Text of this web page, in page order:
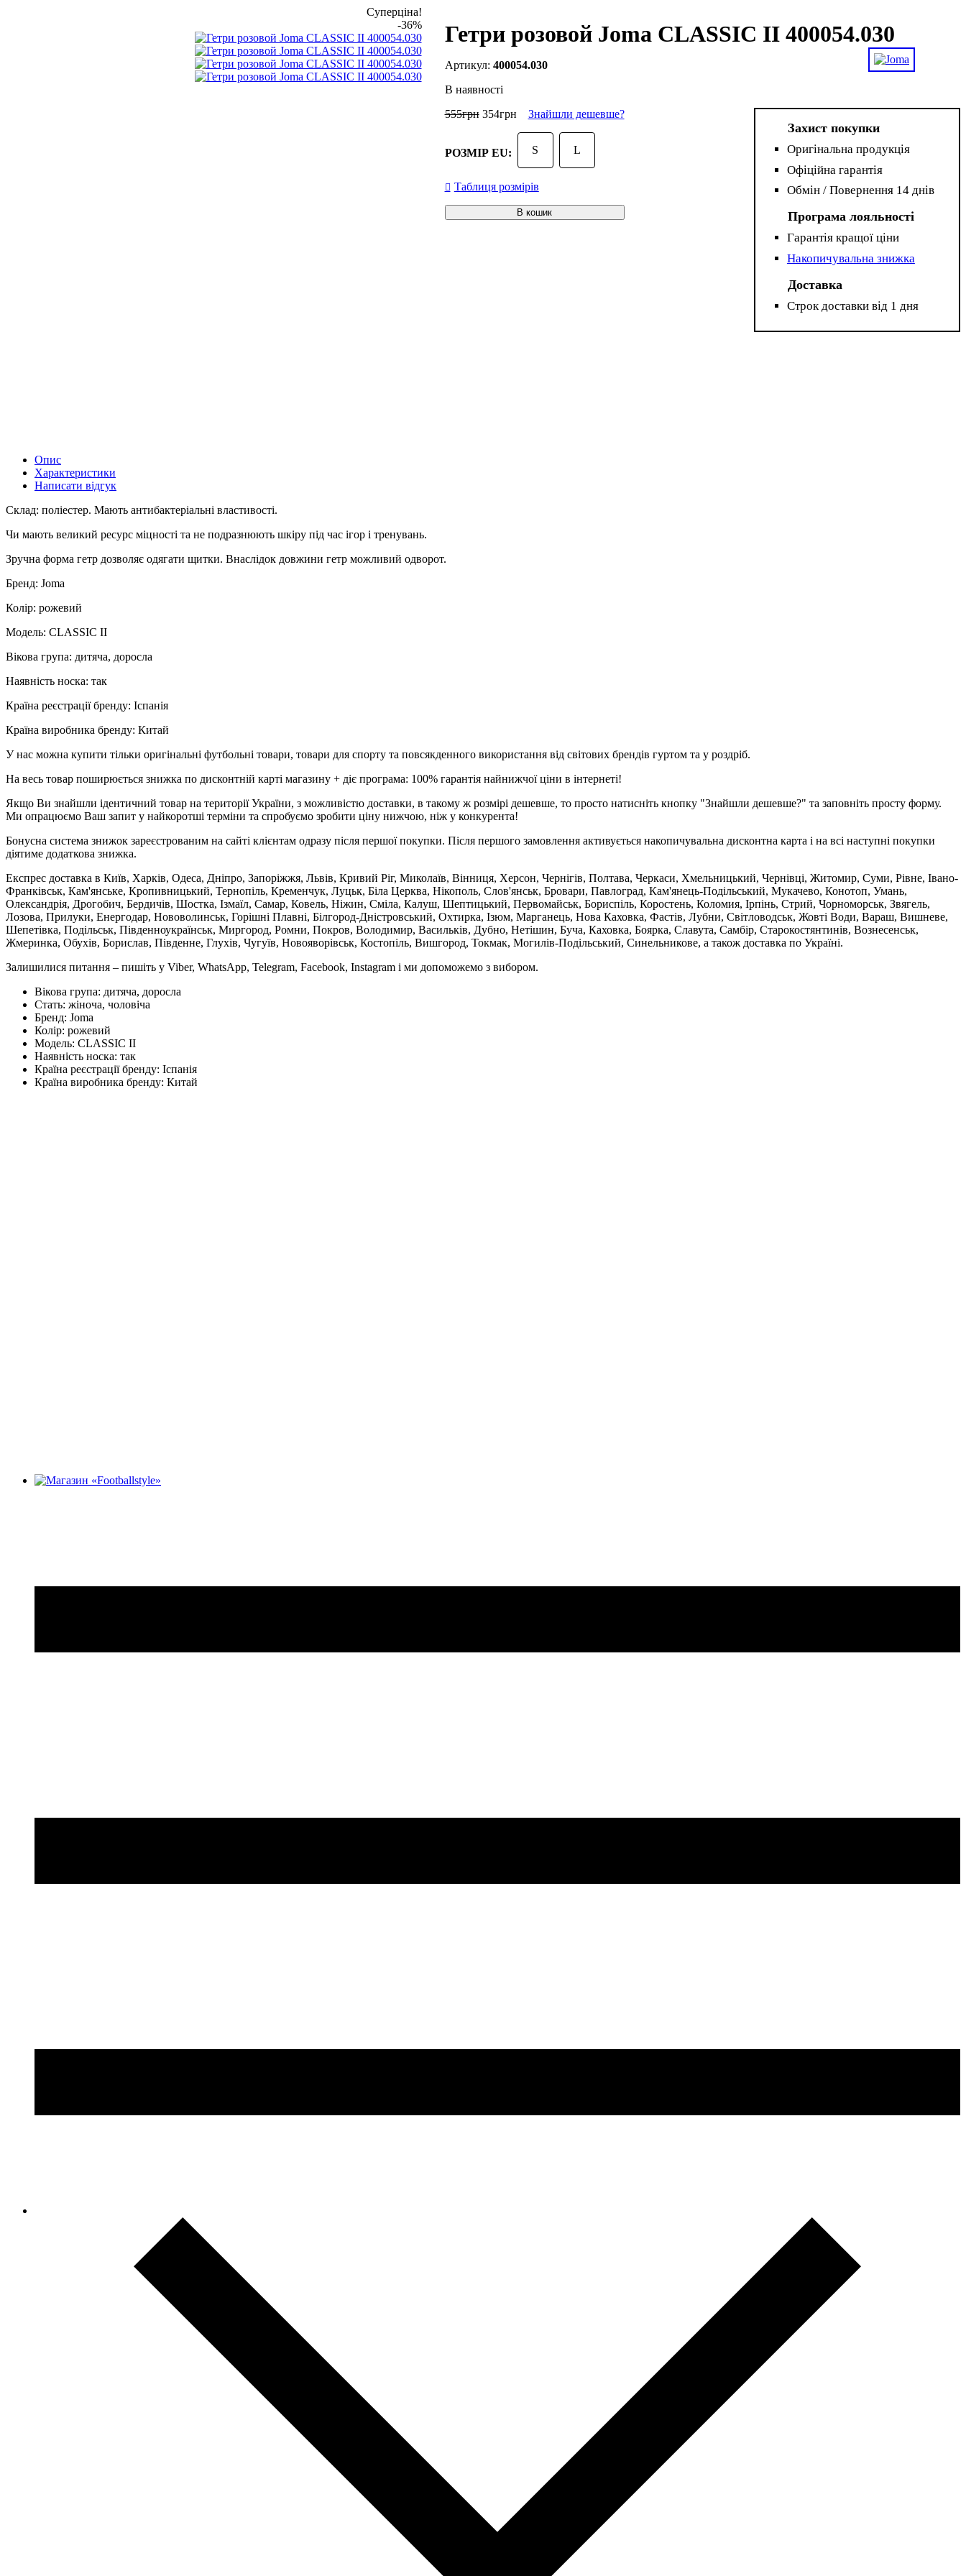
Суперціна!
-36%
Гетри pозовой Joma CLASSIC II 400054.030
400054.030
В наявності
555грн 354грн Знайшли дешевше?
РОЗМІР EU: S L
Таблиця розмірів
В кошик
Захист покупки
Оригінальна продукція
Офіційна гарантія
Обмін / Повернення 14 днів
Програма лояльності
Гарантія кращої ціни
Накопичувальна знижка
Доставка
Строк доставки від 1 дня
Опис
Характеристики
Написати відгук
Склад: поліестер. Мають антибактеріальні властивості.
Чи мають великий ресурс міцності та не подразнюють шкіру під час ігор і тренувань.
Зручна форма гетр дозволяє одягати щитки. Внаслідок довжини гетр можливий одворот.
Бренд: Joma
Колір: рожевий
Модель: CLASSIC II
Вікова група: дитяча, доросла
Наявність носка: так
Країна реєстрації бренду: Іспанія
Країна виробника бренду: Китай
У нас можна купити тільки оригінальні футбольні товари, товари для спорту та повсякденного використання від світових брендів гуртом та у роздріб.
На весь товар поширюється знижка по дисконтній карті магазину + діє програма: 100% гарантія найнижчої ціни в інтернеті!
Якщо Ви знайшли ідентичний товар на території України, з можливістю доставки, в такому ж розмірі дешевше, то просто натисніть кнопку "Знайшли дешевше?" та заповніть просту форму.
Ми опрацюємо Ваш запит у найкоротші терміни та спробуємо зробити ціну нижчою, ніж у конкурента!
Бонусна система знижок зареєстрованим на сайті клієнтам одразу після першої покупки. Після першого замовлення активується накопичувальна дисконтна карта і на всі наступні покупки
діятиме додаткова знижка.
Експрес доставка в Київ, Харків, Одеса, Дніпро, Запоріжжя, Львів, Кривий Ріг, Миколаїв, Вінниця, Херсон, Чернігів, Полтава, Черкаси, Хмельницький, Чернівці, Житомир, Суми, Рівне, Івано-
Франківськ, Кам'янське, Кропивницький, Тернопіль, Кременчук, Луцьк, Біла Церква, Нікополь, Слов'янськ, Бровари, Павлоград, Кам'янець-Подільський, Мукачево, Конотоп, Умань,
Олександрія, Дрогобич, Бердичів, Шостка, Ізмаїл, Самар, Ковель, Ніжин, Сміла, Калуш, Шептицький, Первомайськ, Бориспіль, Коростень, Коломия, Ірпінь, Стрий, Чорноморськ, Звягель,
Лозова, Прилуки, Енергодар, Нововолинськ, Горішні Плавні, Білгород-Дністровський, Охтирка, Ізюм, Марганець, Нова Каховка, Фастів, Лубни, Світловодськ, Жовті Води, Вараш, Вишневе,
Шепетівка, Подільськ, Південноукраїнськ, Миргород, Ромни, Покров, Володимир, Васильків, Дубно, Нетішин, Буча, Каховка, Боярка, Славута, Самбір, Старокостянтинів, Вознесенськ,
Жмеринка, Обухів, Борислав, Південне, Глухів, Чугуїв, Новояворівськ, Костопіль, Вишгород, Токмак, Могилів-Подільський, Синельникове, а також доставка по Україні.
Залишилися питання – пишіть у Viber, WhatsApp, Telegram, Facebook, Instagram і ми допоможемо з вибором.
Вікова група: дитяча, доросла
Стать: жіноча, чоловіча
Бренд: Joma
Колір: рожевий
Модель: CLASSIC II
Наявність носка: так
Країна реєстрації бренду: Іспанія
Країна виробника бренду: Китай